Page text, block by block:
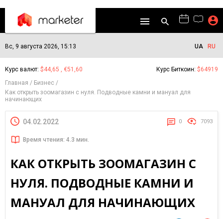
Вс, 9 августа 2026, 15:13 UA RU
Курс валют: $44,65 , €51,60 Курс Биткоин: $64919
Главная
Бизнес
Как открыть зоомагазин с нуля. Подводные камни и мануал для
начинающих
04.02.2022 0 7093
Время чтения: 4.3 мин.
КАК ОТКРЫТЬ ЗООМАГАЗИН С
НУЛЯ. ПОДВОДНЫЕ КАМНИ И
МАНУАЛ ДЛЯ НАЧИНАЮЩИХ